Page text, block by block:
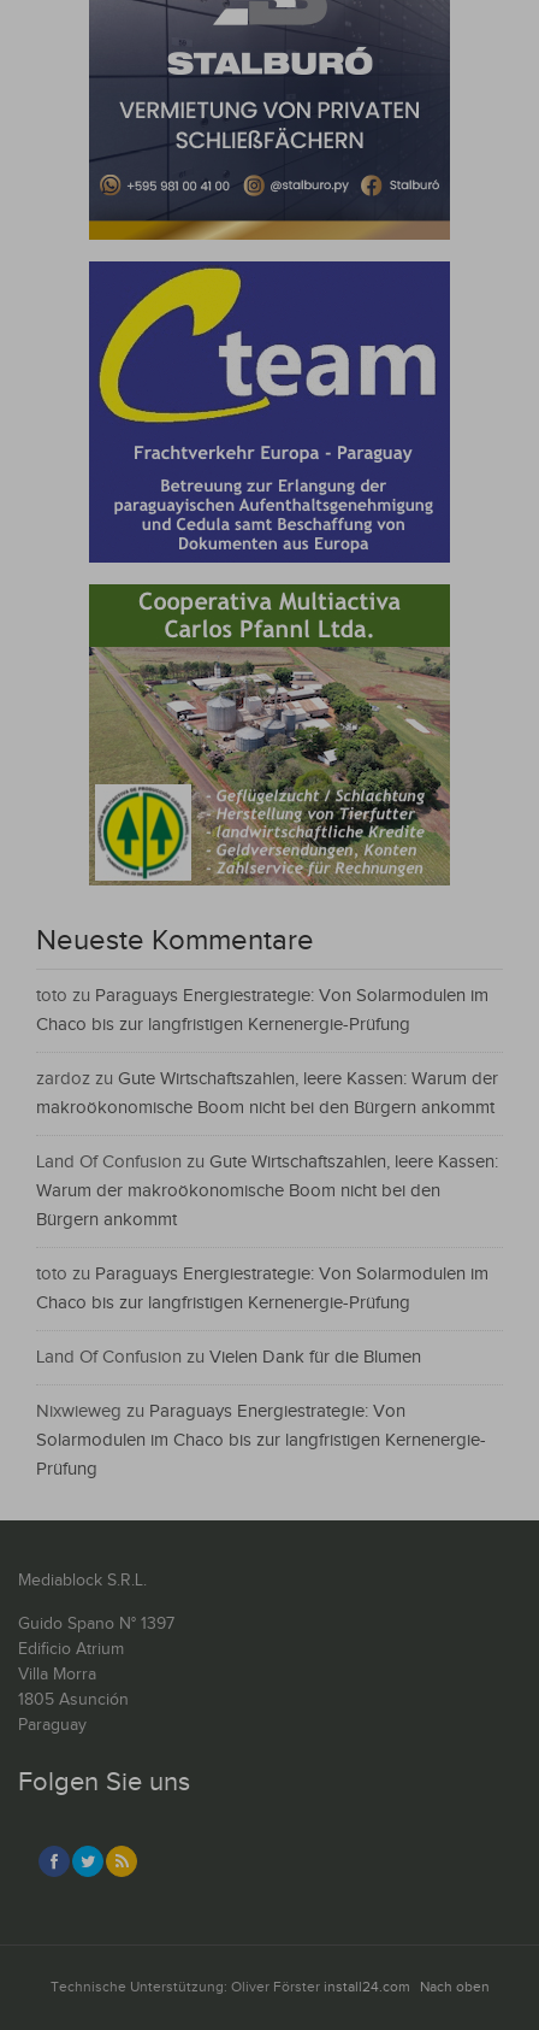
Neueste Kommentare
toto zu Paraguays Energiestrategie: Von Solarmodulen im
Chaco bis zur langfristigen Kernenergie-Prüfung
zardoz zu Gute Wirtschaftszahlen, leere Kassen: Warum der
makroökonomische Boom nicht bei den Bürgern ankommt
Land Of Confusion zu Gute Wirtschaftszahlen, leere Kassen:
Warum der makroökonomische Boom nicht bei den
Bürgern ankommt
toto zu Paraguays Energiestrategie: Von Solarmodulen im
Chaco bis zur langfristigen Kernenergie-Prüfung
Land Of Confusion zu Vielen Dank für die Blumen
Nixwieweg zu Paraguays Energiestrategie: Von
Solarmodulen im Chaco bis zur langfristigen Kernenergie-
Prüfung
Mediablock S.R.L.
Guido Spano N° 1397
Edificio Atrium
Villa Morra
1805 Asunción
Paraguay
Folgen Sie uns
Technische Unterstützung: Oliver Förster install24.com Nach oben